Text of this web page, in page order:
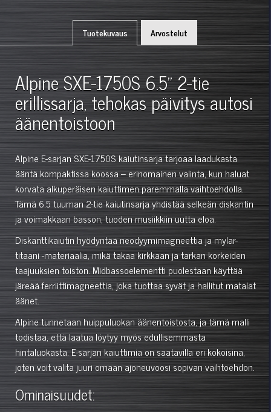
Tuotekuvaus Arvostelut
Alpine SXE-1750S 6.5" 2-tie
erillissarja, tehokas päivitys autosi
äänentoistoon
Alpine E-sarjan SXE-1750S kaiutinsarja tarjoaa laadukasta
ääntä kompaktissa koossa – erinomainen valinta, kun haluat
korvata alkuperäisen kaiuttimen paremmalla vaihtoehdolla.
Tämä 6.5 tuuman 2-tie kaiutinsarja yhdistää selkeän diskantin
ja voimakkaan basson, tuoden musiikkiin uutta eloa.
Diskanttikaiutin hyödyntää neodyymimagneettia ja mylar-
titaani -materiaalia, mikä takaa kirkkaan ja tarkan korkeiden
taajuuksien toiston. Midbassoelementti puolestaan käyttää
järeää ferriittimagneettia, joka tuottaa syvät ja hallitut matalat
äänet.
Alpine tunnetaan huippuluokan äänentoistosta, ja tämä malli
todistaa, että laatua löytyy myös edullisemmasta
hintaluokasta. E-sarjan kaiuttimia on saatavilla eri kokoisina,
joten voit valita juuri omaan ajoneuvoosi sopivan vaihtoehdon.
Ominaisuudet: